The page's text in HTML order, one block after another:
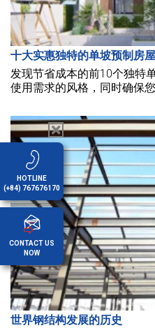
十大实惠独特的单坡预制房
发现节省成本的前10个独特
使用需求的风格，同时确保您
世界钢结构发展的历史
HOTLINE
(+84) 767676170
CONTACT US
NOW